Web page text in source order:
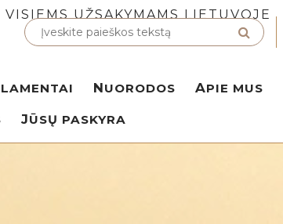
UŽSAKYMAMS LIETUVOJE
NUORODOS APIE MUS
JŪSŲ PASKYRA